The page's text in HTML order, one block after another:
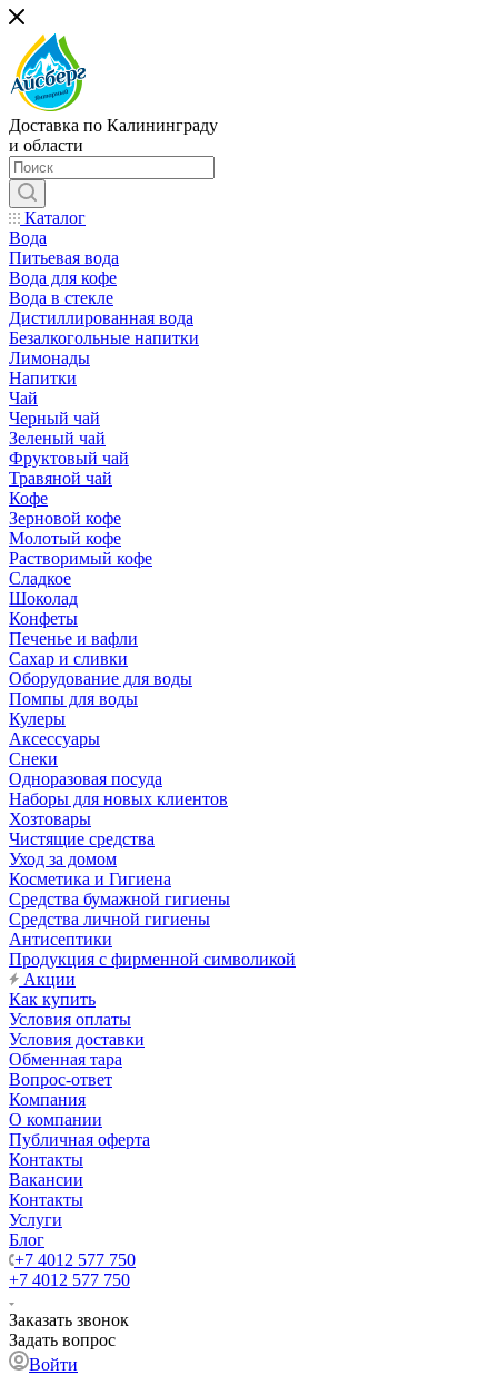
Доставка по Калининграду
и области
Каталог
Вода
Питьевая вода
Вода для кофе
Вода в стекле
Дистиллированная вода
Безалкогольные напитки
Лимонады
Напитки
Чай
Черный чай
Зеленый чай
Фруктовый чай
Травяной чай
Кофе
Зерновой кофе
Молотый кофе
Растворимый кофе
Сладкое
Шоколад
Конфеты
Печенье и вафли
Сахар и сливки
Оборудование для воды
Помпы для воды
Кулеры
Аксессуары
Снеки
Одноразовая посуда
Наборы для новых клиентов
Хозтовары
Чистящие средства
Уход за домом
Косметика и Гигиена
Средства бумажной гигиены
Средства личной гигиены
Антисептики
Продукция с фирменной символикой
Акции
Как купить
Условия оплаты
Условия доставки
Обменная тара
Вопрос-ответ
Компания
О компании
Публичная оферта
Контакты
Вакансии
Контакты
Услуги
Блог
+7 4012 577 750
+7 4012 577 750
Заказать звонок
Задать вопрос
Войти